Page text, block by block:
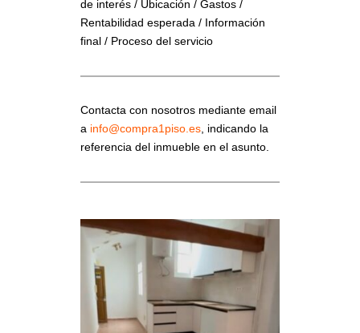
de interés / Ubicación / Gastos /
Rentabilidad esperada / Información
final / Proceso del servicio
Contacta con nosotros mediante email
a info@compra1piso.es , indicando la
referencia del inmueble en el asunto.